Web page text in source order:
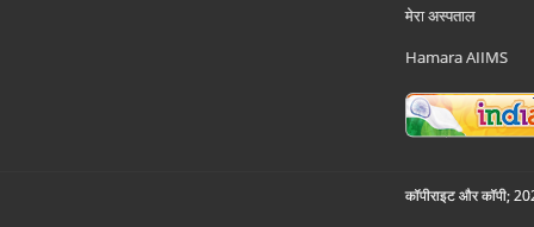
मेरा अस्पताल
Hamara AIIMS
कॉपीराइट और कॉपी;